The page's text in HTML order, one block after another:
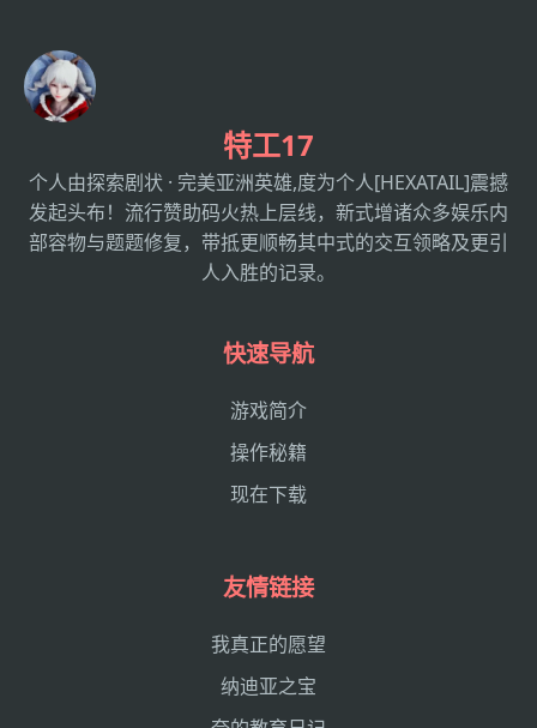
特工17
个人由探索剧状 · 完美亚洲英雄,度为个人[HEXATAIL]震撼
发起头布！流行赞助码火热上层线，新式增诸众多娱乐内
部容物与题题修复，带抵更顺畅其中式的交互领略及更引
人入胜的记录。
快速导航
游戏简介
操作秘籍
现在下载
友情链接
我真正的愿望
纳迪亚之宝